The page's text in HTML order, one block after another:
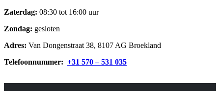
Zaterdag: 08:30 tot 16:00 uur
Zondag: gesloten
Adres: Van Dongenstraat 38, 8107 AG Broekland
Telefoonnummer: +31 570 – 531 035